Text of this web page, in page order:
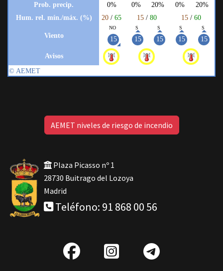
AEMET niveles de riesgo de incendio
Plaza Picasso nº 1
28730 Buitrago del Lozoya
Madrid
Teléfono: 91 868 00 56
fab
IG